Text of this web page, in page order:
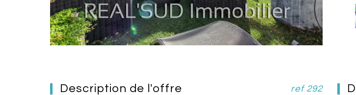
description de l'offre ref 292